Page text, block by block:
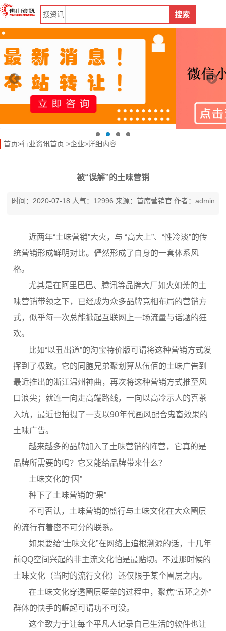
搜资讯 搜索
首页>行业资讯首页 >企业>详细内容
被“误解”的土味营销
时间：2020-07-18 人气：12996 来源：首席营销官 作者：admin
近两年“土味营销”大火，与 “高大上”、“性冷淡”的传
统营销形成鲜明对比。俨然形成了自身的一套体系风
格。
尤其是在阿里巴巴、腾讯等品牌大厂如火如荼的土
味营销带领之下，已经成为众多品牌竞相布局的营销方
式，似乎每一次总能掀起互联网上一场流量与话题的狂
欢。
比如“以丑出道”的淘宝特价版可谓将这种营销方式发
挥到了极致。它的同胞兄弟聚划算从伍佰的土味广告到
最近推出的浙江温州神曲，再次将这种营销方式推至风
口浪尖；就连一向走高端路线，一向以高冷示人的喜茶
入坑，最近也拍摄了一支以90年代画风配合鬼畜效果的
土味广告。
越来越多的品牌加入了土味营销的阵营，它真的是
品牌所需要的吗？它又能给品牌带来什么？
土味文化的“因”
种下了土味营销的“果”
不可否认，土味营销的盛行与土味文化在大众圈层
的流行有着密不可分的联系。
如果要给“土味文化”在网络上追根溯源的话，十几年
前QQ空间兴起的非主流文化怕是最贴切。不过那时候的
土味文化（当时的流行文化）还仅限于某个圈层之内。
在土味文化穿透圈层壁垒的过程中，聚焦“五环之外”
群体的快手的崛起可谓功不可没。
这个致力于让每个平凡人记录自己生活的软件也让